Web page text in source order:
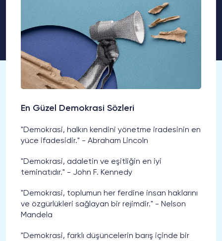
En Güzel Demokrasi Sözleri
"Demokrasi, halkın kendini yönetme iradesinin en
yüce ifadesidir." - Abraham Lincoln
"Demokrasi, adaletin ve eşitliğin en iyi
teminatıdır." - John F. Kennedy
"Demokrasi, toplumun her ferdine insan haklarını
ve özgürlükleri sağlayan bir rejimdir." - Nelson
Mandela
"Demokrasi, farklı düşüncelerin barış içinde bir